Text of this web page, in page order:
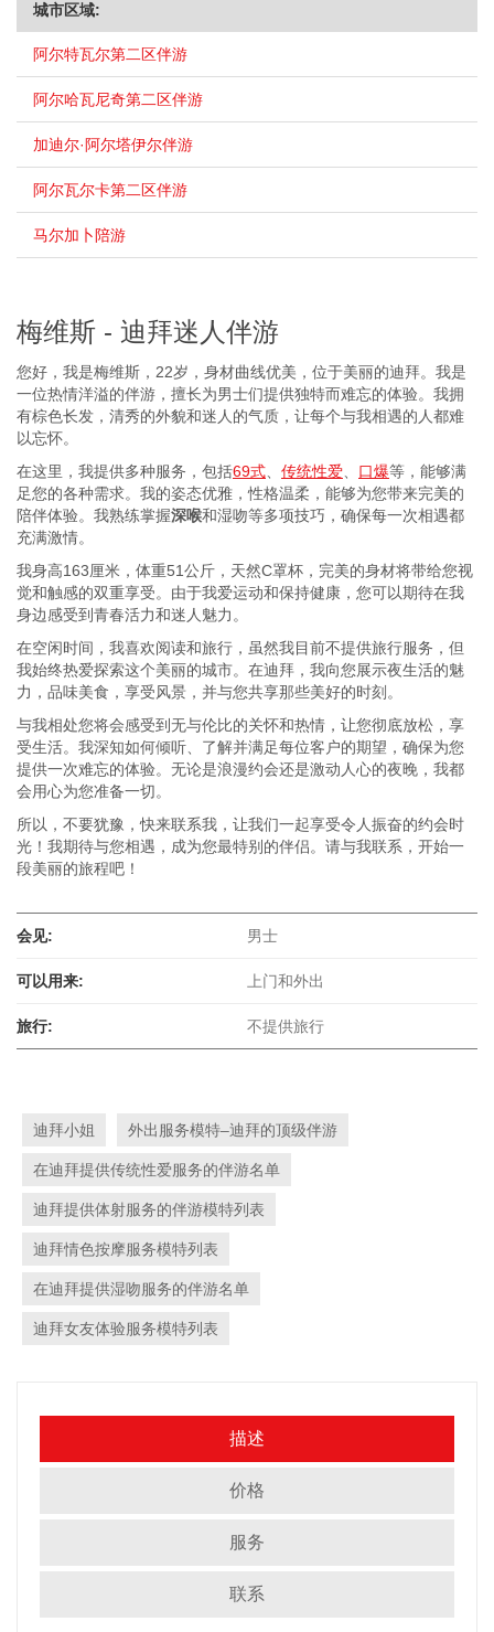
梅维斯 - 迪拜迷人伴游
您好，我是梅维斯，22岁，身材曲线优美，位于美丽的迪拜。我是
一位热情洋溢的伴游，擅长为男士们提供独特而难忘的体验。我拥
有棕色长发，清秀的外貌和迷人的气质，让每个与我相遇的人都难
以忘怀。
在这里，我提供多种服务，包括69式、 传统性爱、 口爆等，能够满
足您的各种需求。我的姿态优雅，性格温柔，能够为您带来完美的
陪伴体验。我熟练掌握深喉和湿吻等多项技巧，确保每一次相遇都
充满激情。
我身高163厘米，体重51公斤，天然C罩杯，完美的身材将带给您视
觉和触感的双重享受。由于我爱运动和保持健康，您可以期待在我
身边感受到青春活力和迷人魅力。
在空闲时间，我喜欢阅读和旅行，虽然我目前不提供旅行服务，但
我始终热爱探索这个美丽的城市。在迪拜，我向您展示夜生活的魅
力，品味美食，享受风景，并与您共享那些美好的时刻。
与我相处您将会感受到无与伦比的关怀和热情，让您彻底放松，享
受生活。我深知如何倾听、了解并满足每位客户的期望，确保为您
提供一次难忘的体验。无论是浪漫约会还是激动人心的夜晚，我都
会用心为您准备一切。
所以，不要犹豫，快来联系我，让我们一起享受令人振奋的约会时
光！我期待与您相遇，成为您最特别的伴侣。请与我联系，开始一
段美丽的旅程吧！
城市区域:
阿尔特瓦尔第二区伴游
阿尔哈瓦尼奇第二区伴游
加迪尔·阿尔塔伊尔伴游
阿尔瓦尔卡第二区伴游
马尔加卜陪游
会见: 男士
可以用来: 上门和外出
旅行: 不提供旅行
迪拜小姐 外出服务模特–迪拜的顶级伴游
在迪拜提供传统性爱服务的伴游名单
迪拜提供体射服务的伴游模特列表
迪拜情色按摩服务模特列表
在迪拜提供湿吻服务的伴游名单
迪拜女友体验服务模特列表
描述
价格
服务
联系